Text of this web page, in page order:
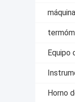
Equipo
Horno